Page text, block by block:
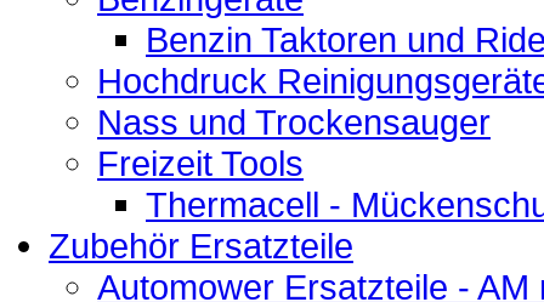
Benzin Taktoren und
Hochdruck
Nass und Trockensauger
Freizeit Tools
Thermacell -
Zubehör Ersatzteile
Automower Ersatzteile - AM